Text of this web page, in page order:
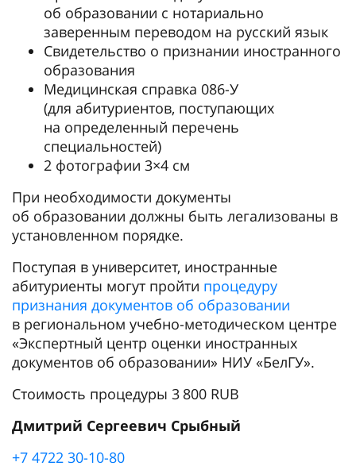
об образовании с нотариально
заверенным переводом на русский язык
Свидетельство о признании иностранного
образования
Медицинская справка 086-У
(для абитуриентов, поступающих
на определенный перечень
специальностей)
2 фотографии 3×4 см
При необходимости документы
об образовании должны быть легализованы в
установленном порядке.
Поступая в университет, иностранные
абитуриенты могут пройти процедуру
признания документов об образовании
в региональном учебно-методическом центре
«Экспертный центр оценки иностранных
документов об образовании» НИУ «БелГУ».
Стоимость процедуры 3 800 RUB
Дмитрий Сергеевич Срыбный
+7 4722 30-10-80